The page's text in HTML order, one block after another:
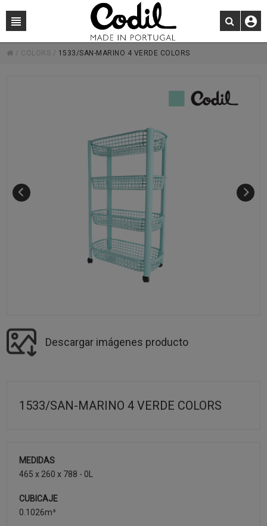
/ COLORS / 1533/SAN-MARINO 4 VERDE COLORS
Descargar imágenes producto
1533/SAN-MARINO 4 VERDE COLORS
MEDIDAS
465 x 260 x 788 - 0L
CUBICAJE
0.1026m³